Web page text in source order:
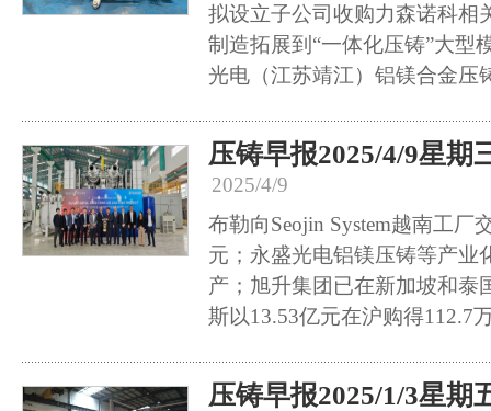
拟设立子公司收购力森诺科相
制造拓展到“一体化压铸”大型
光电（江苏靖江）铝镁合金压
压铸早报2025/4/9星期
2025/4/9
布勒向Seojin System越南工厂
元；永盛光电铝镁压铸等产业
产；旭升集团已在新加坡和泰
斯以13.53亿元在沪购得112.7
压铸早报2025/1/3星期